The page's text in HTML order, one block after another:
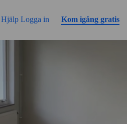
Hjälp Logga in Kom igång gratis